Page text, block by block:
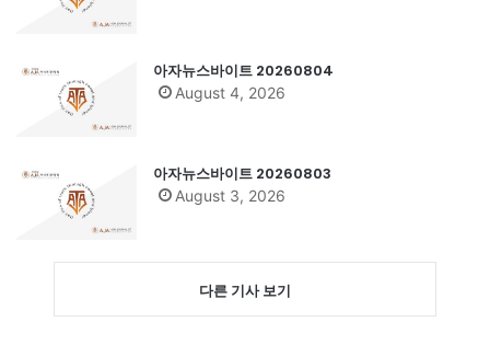
아자뉴스바이트 20260804
August 4, 2026
아자뉴스바이트 20260803
August 3, 2026
다른 기사 보기